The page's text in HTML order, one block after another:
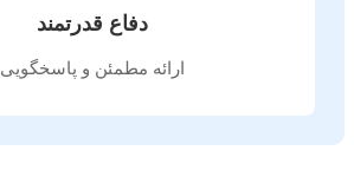
دفاع قدرتمند
ارائه مطمئن و پاسخگویی